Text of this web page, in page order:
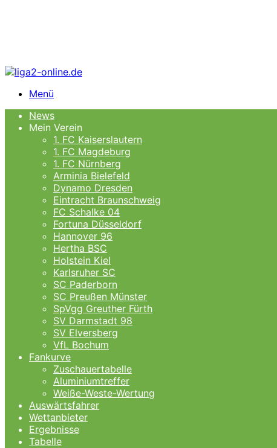
Menü
News
Mein Verein
1. FC Kaiserslautern
1. FC Magdeburg
1. FC Nürnberg
Arminia Bielefeld
Dynamo Dresden
Eintracht Braunschweig
FC Schalke 04
Fortuna Düsseldorf
Hannover 96
Hertha BSC
Holstein Kiel
Karlsruher SC
SC Paderborn
SC Preußen Münster
SpVgg Greuther Fürth
SV Darmstadt 98
SV Elversberg
VfL Bochum
Fankurve
Zuschauertabelle
Aluminiumtreffer
Weiße-Weste-Wertung
Auswärtsfahrer
Wettanbieter
Ergebnisse
Tabelle